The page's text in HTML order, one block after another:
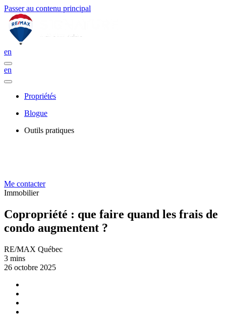
Passer au contenu principal
en
en
Propriétés
Blogue
Outils pratiques
Me contacter
Immobilier
Copropriété : que faire quand les frais de
condo augmentent ?
RE/MAX Québec
3 mins
26 octobre 2025